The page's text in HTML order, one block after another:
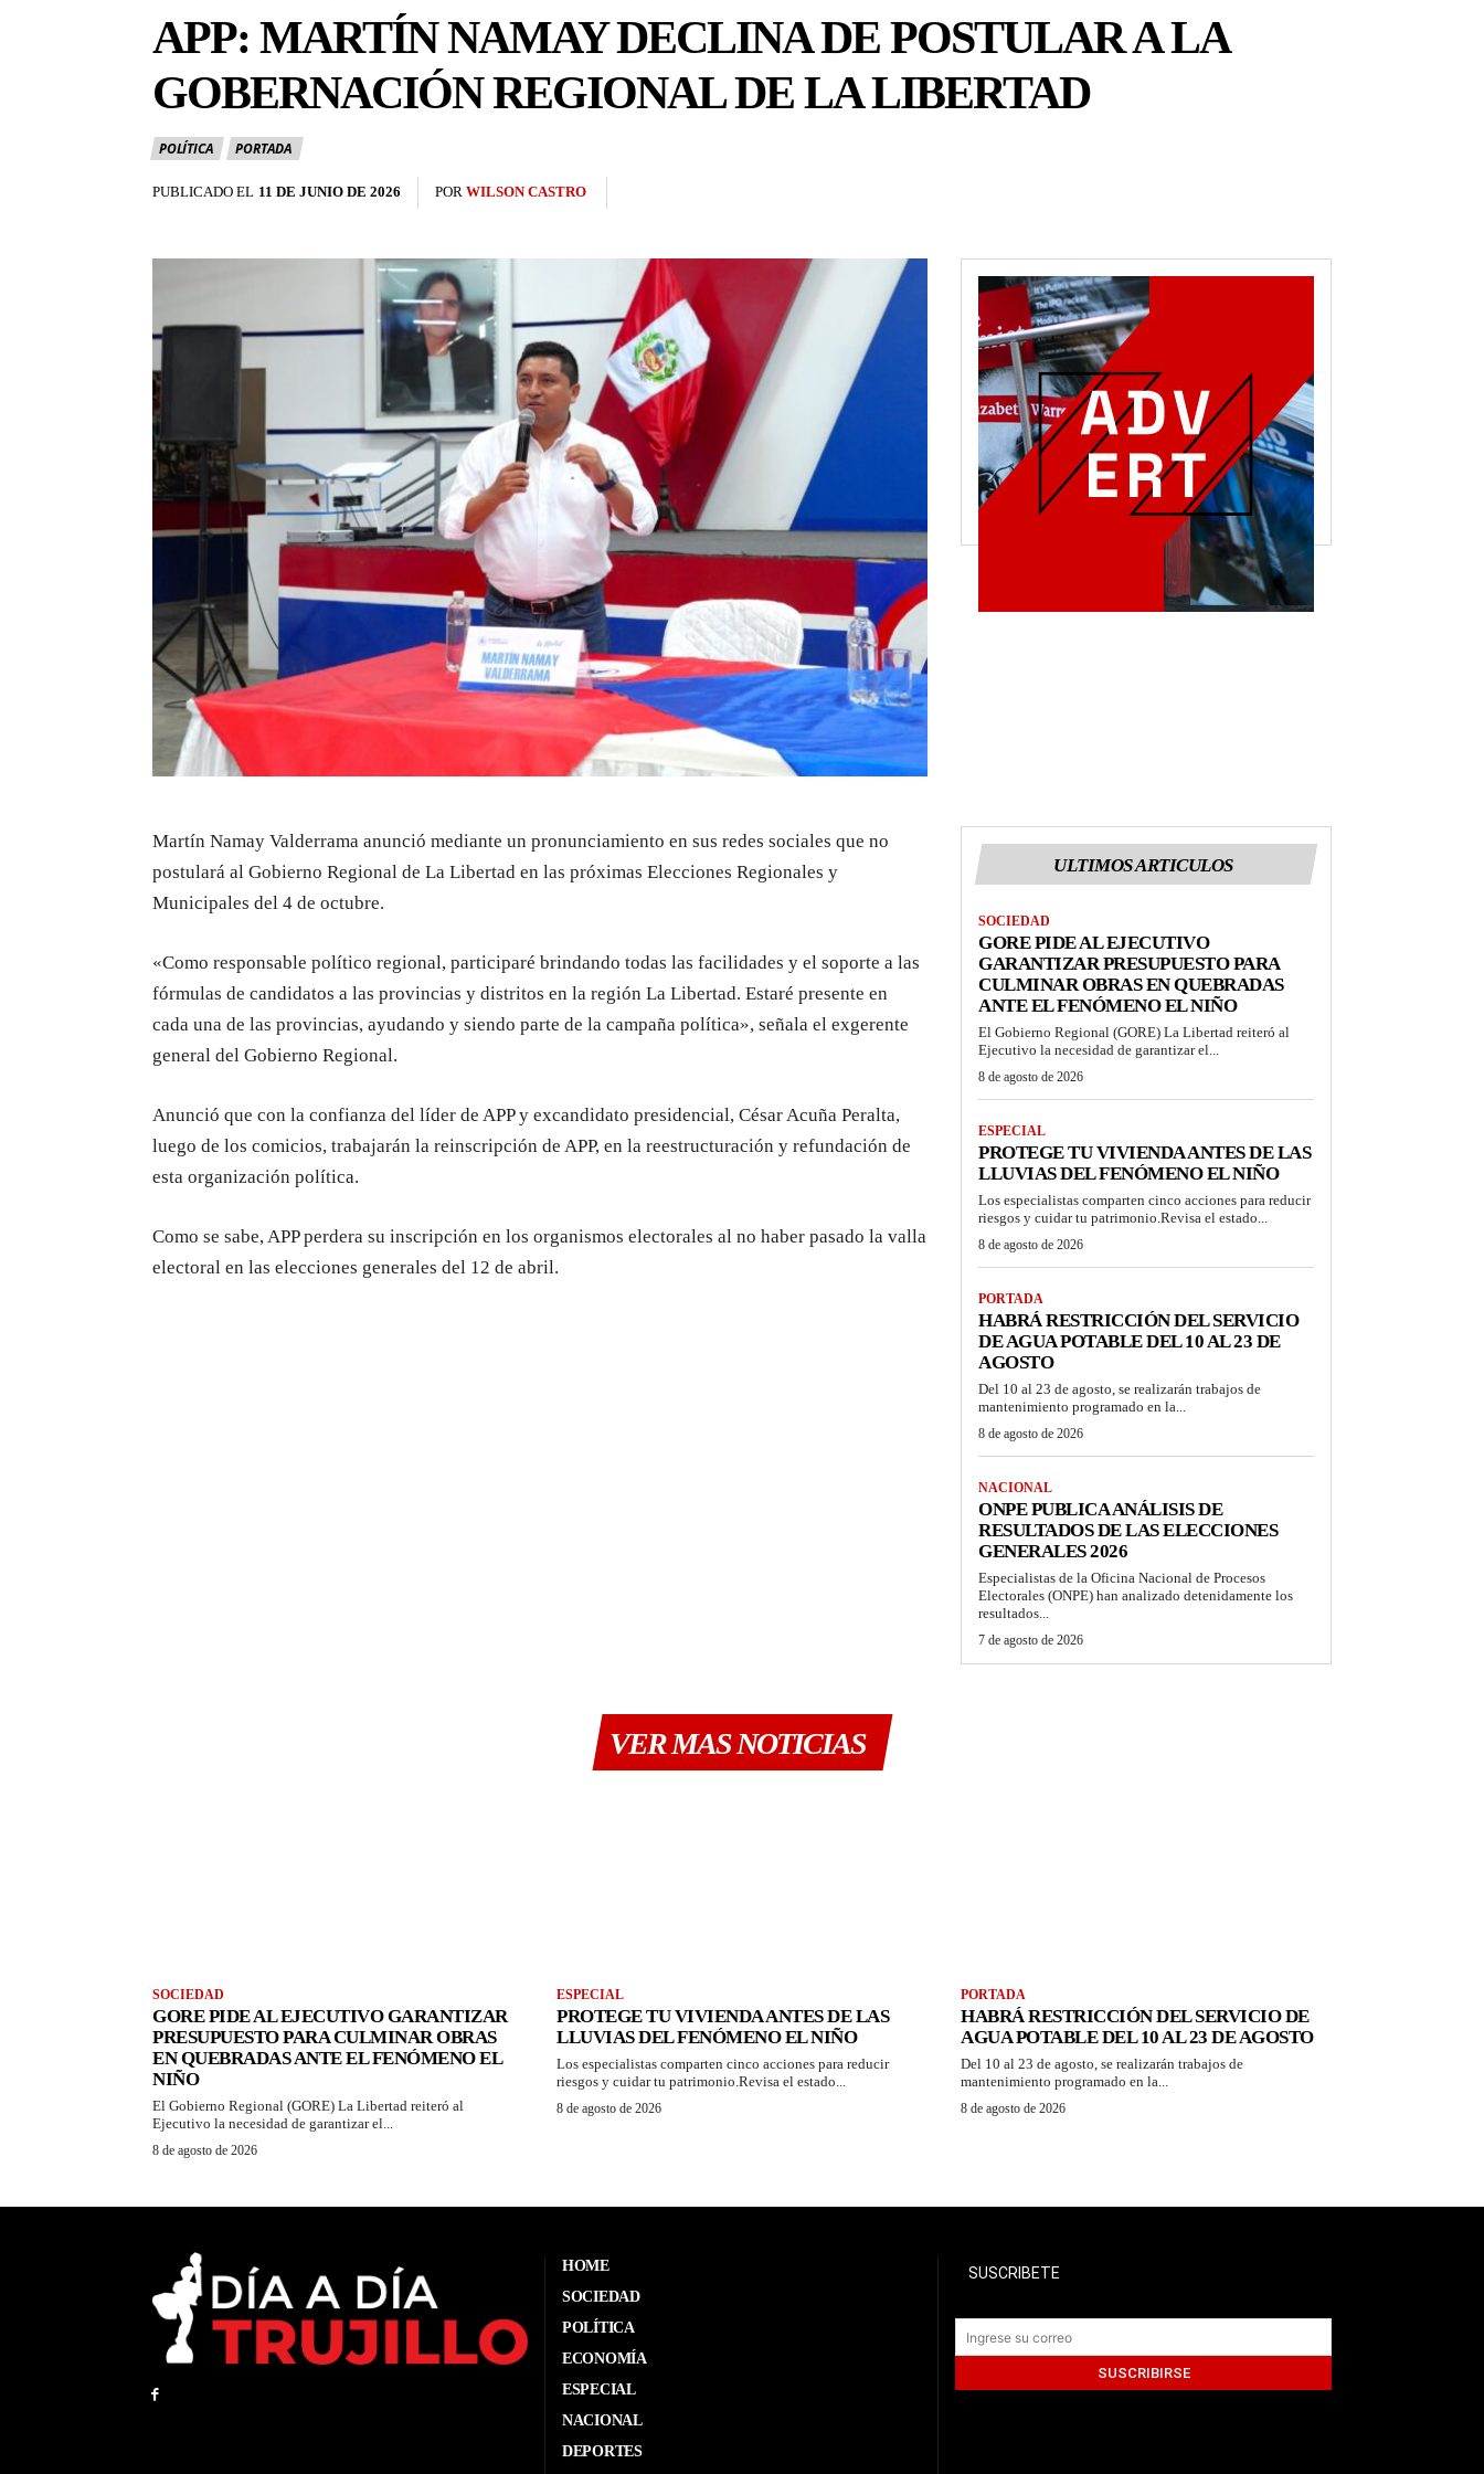
APP: MARTÍN NAMAY DECLINA DE POSTULAR A LA
GOBERNACIÓN REGIONAL DE LA LIBERTAD
POLÍTICA PORTADA
PUBLICADO EL 11 DE JUNIO DE 2026 POR WILSON CASTRO
Martín Namay Valderrama anunció mediante un pronunciamiento en sus redes sociales que no
postulará al Gobierno Regional de La Libertad en las próximas Elecciones Regionales y
Municipales del 4 de octubre.
«Como responsable político regional, participaré brindando todas las facilidades y el soporte a las
fórmulas de candidatos a las provincias y distritos en la región La Libertad. Estaré presente en
cada una de las provincias, ayudando y siendo parte de la campaña política», señala el exgerente
general del Gobierno Regional.
Anunció que con la confianza del líder de APP y excandidato presidencial, César Acuña Peralta,
luego de los comicios, trabajarán la reinscripción de APP, en la reestructuración y refundación de
esta organización política.
Como se sabe, APP perdera su inscripción en los organismos electorales al no haber pasado la valla
electoral en las elecciones generales del 12 de abril.
ULTIMOS ARTICULOS
SOCIEDAD
GORE PIDE AL EJECUTIVO
GARANTIZAR PRESUPUESTO PARA
CULMINAR OBRAS EN QUEBRADAS
ANTE EL FENÓMENO EL NIÑO
El Gobierno Regional (GORE) La Libertad reiteró al
Ejecutivo la necesidad de garantizar el...
8 de agosto de 2026
ESPECIAL
PROTEGE TU VIVIENDA ANTES DE LAS
LLUVIAS DEL FENÓMENO EL NIÑO
Los especialistas comparten cinco acciones para reducir
riesgos y cuidar tu patrimonio.Revisa el estado...
8 de agosto de 2026
PORTADA
HABRÁ RESTRICCIÓN DEL SERVICIO
DE AGUA POTABLE DEL 10 AL 23 DE
AGOSTO
Del 10 al 23 de agosto, se realizarán trabajos de
mantenimiento programado en la...
8 de agosto de 2026
NACIONAL
ONPE PUBLICA ANÁLISIS DE
RESULTADOS DE LAS ELECCIONES
GENERALES 2026
Especialistas de la Oficina Nacional de Procesos
Electorales (ONPE) han analizado detenidamente los
resultados...
7 de agosto de 2026
VER MAS NOTICIAS
SOCIEDAD
GORE PIDE AL EJECUTIVO GARANTIZAR
PRESUPUESTO PARA CULMINAR OBRAS
EN QUEBRADAS ANTE EL FENÓMENO EL
NIÑO
El Gobierno Regional (GORE) La Libertad reiteró al
Ejecutivo la necesidad de garantizar el...
8 de agosto de 2026
ESPECIAL
PROTEGE TU VIVIENDA ANTES DE LAS
LLUVIAS DEL FENÓMENO EL NIÑO
Los especialistas comparten cinco acciones para reducir
riesgos y cuidar tu patrimonio.Revisa el estado...
8 de agosto de 2026
PORTADA
HABRÁ RESTRICCIÓN DEL SERVICIO DE
AGUA POTABLE DEL 10 AL 23 DE AGOSTO
Del 10 al 23 de agosto, se realizarán trabajos de
mantenimiento programado en la...
8 de agosto de 2026
HOME
SOCIEDAD
POLÍTICA
ECONOMÍA
ESPECIAL
NACIONAL
DEPORTES
SUSCRIBETE